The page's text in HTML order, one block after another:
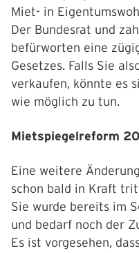
Miet- in
Der Bundesrat und
befürworten eine
Gesetzes. Falls Sie
verkaufen, könnte es
wie möglich zu tun.
Mietspiegelreform
Eine weitere
schon bald in Kraft
Sie wurde bereits im
und bedarf noch der
Es ist vorgesehen,